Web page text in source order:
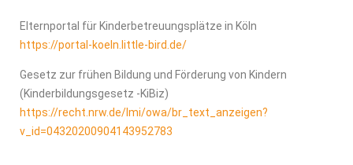
Elternportal für Kinderbetreuungsplätze in Köln
https://portal-koeln.little-bird.de/
Gesetz zur frühen Bildung und Förderung von Kindern
(Kinderbildungsgesetz -KiBiz)
https://recht.nrw.de/lmi/owa/br_text_anzeigen?
v_id=04320200904143952783